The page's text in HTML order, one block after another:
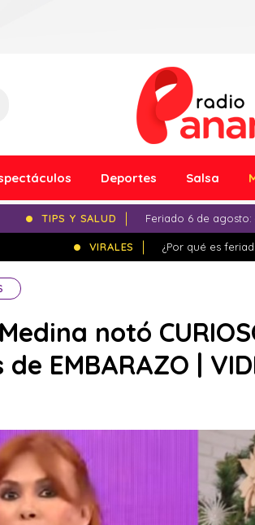
Deportes Salsa
TIPS Y SALUD Feriado 6 de
VIRALES ¿Por qué es
notó
EMBARAZO |